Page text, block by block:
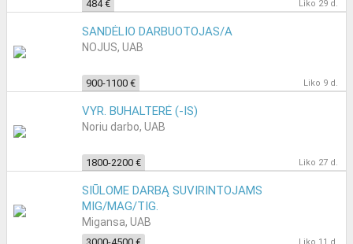
484 € Liko 29 d.
SANDĖLIO DARBUOTOJAS/A
NOJUS, UAB
900-1100 € Liko 9 d.
VYR. BUHALTERĖ (-IS)
Noriu darbo, UAB
1800-2200 € Liko 27 d.
SIŪLOME DARBĄ SUVIRINTOJAMS
MIG/MAG/TIG.
Migansa, UAB